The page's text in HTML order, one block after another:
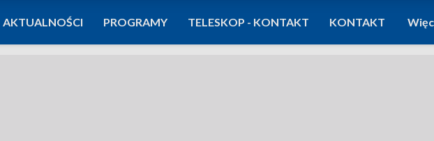
AKTUALNOŚCI PROGRAMY TELESKOP - KONTAKT KONTAKT